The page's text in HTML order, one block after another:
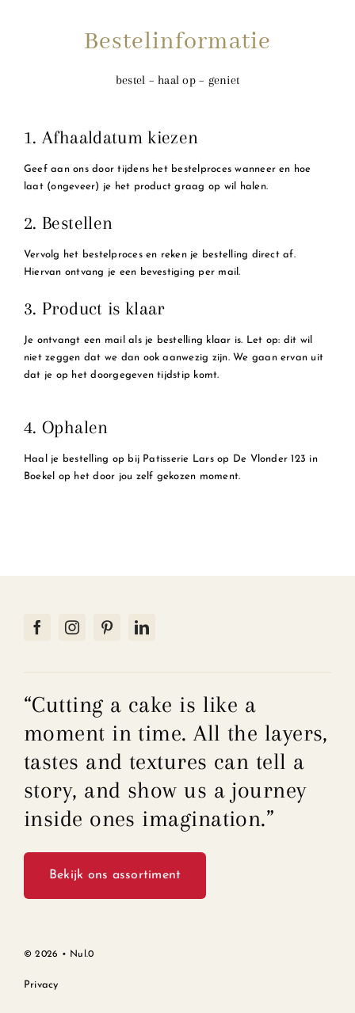
Bestelinformatie
bestel – haal op – geniet
1. Afhaaldatum kiezen
Geef aan ons door tijdens het bestelproces wanneer en hoe
laat (ongeveer) je het product graag op wil halen.
2. Bestellen
Vervolg het bestelproces en reken je bestelling direct af.
Hiervan ontvang je een bevestiging per mail.
3. Product is klaar
Je ontvangt een mail als je bestelling klaar is. Let op: dit wil
niet zeggen dat we dan ook aanwezig zijn. We gaan ervan uit
dat je op het doorgegeven tijdstip komt.
4. Ophalen
Haal je bestelling op bij Patisserie Lars op De Vlonder 123 in
Boekel op het door jou zelf gekozen moment.
“Cutting a cake is like a
moment in time. All the layers,
tastes and textures can tell a
story, and show us a journey
inside ones imagination.”
Bekijk ons assortiment
©2026 • Nul.0
Privacy